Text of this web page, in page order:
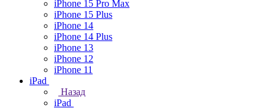
iPhone 15 Pro Max
iPhone 15 Plus
iPhone 14
iPhone 14 Plus
iPhone 13
iPhone 12
iPhone 11
iPad
Назад
iPad